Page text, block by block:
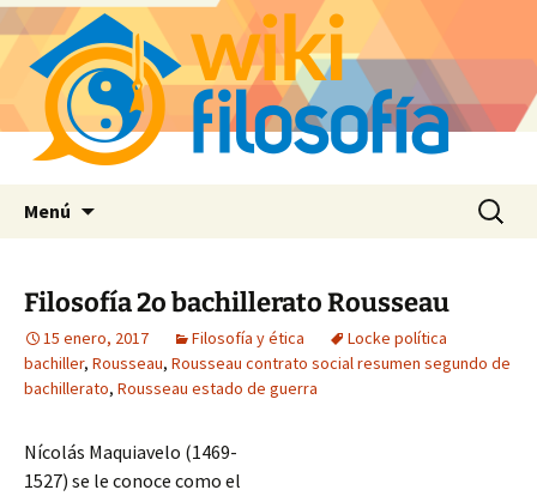
Menú Buscar:
Filosofía 2o bachillerato Rousseau
15 enero, 2017 Filosofía y ética
Locke política
bachiller, Rousseau, Rousseau contrato social resumen segundo de
bachillerato, Rousseau estado de guerra
Nícolás Maquiavelo (1469-
1527) se le conoce como el